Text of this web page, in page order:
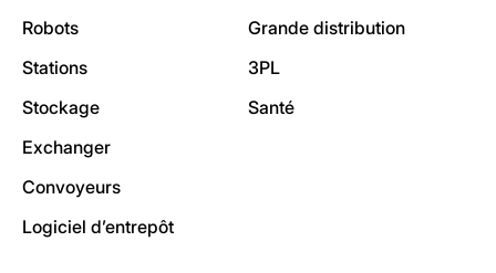
Robots
Stations
Stockage
Exchanger
Convoyeurs
Logiciel d’entrepôt
Grande distribution
3PL
Santé